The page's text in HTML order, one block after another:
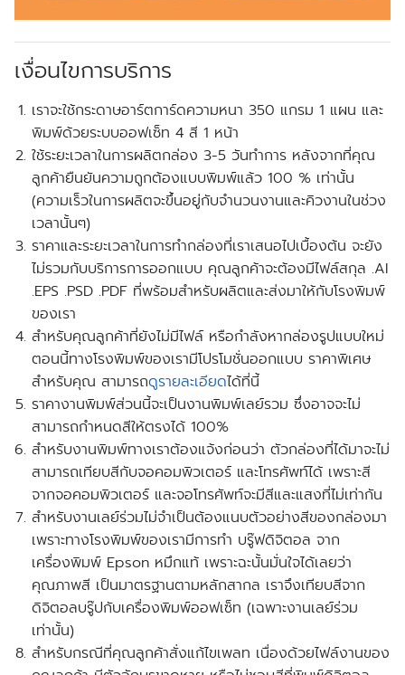
เงื่อนไขการบริการ
เราจะใช้กระดาษอาร์ตการ์ดความหนา 350 แกรม 1 แผน และ
พิมพ์ด้วยระบบออฟเซ็ท 4 สี 1 หน้า
ใช้ระยะเวลาในการผลิตกล่อง 3-5 วันทำการ หลังจากที่คุณ
ลูกค้ายืนยันความถูกต้องแบบพิมพ์แล้ว 100 % เท่านั้น
(ความเร็วในการผลิตจะขึ้นอยู่กับจำนวนงานและคิวงานในช่วง
เวลานั้นๆ)
ราคาและระยะเวลาในการทำกล่องที่เราเสนอไปเบื้องต้น จะยัง
ไม่รวมกับบริการการออกแบบ คุณลูกค้าจะต้องมีไฟล์สกุล .AI
.EPS .PSD .PDF ที่พร้อมสำหรับผลิตและส่งมาให้กับโรงพิมพ์
ของเรา
สำหรับคุณลูกค้าที่ยังไม่มีไฟล์ หรือกำลังหากล่องรูปแบบใหม่
ตอนนี้ทางโรงพิมพ์ของเรามีโปรโมชั่นออกแบบ ราคาพิเศษ
สำหรับคุณ สามารถดูรายละเอียดได้ที่นี้
ราคางานพิมพ์ส่วนนี้จะเป็นงานพิมพ์เลย์รวม ซึ่งอาจจะไม่
สามารถกำหนดสีให้ตรงได้ 100%
สำหรับงานพิมพ์ทางเราต้องแจ้งก่อนว่า ตัวกล่องที่ได้มาจะไม่
สามารถเทียบสีกับจอคอมพิวเตอร์ และโทรศัพท์ได้ เพราะสี
จากจอคอมพิวเตอร์ และจอโทรศัพท์จะมีสีและแสงที่ไม่เท่ากัน
สำหรับงานเลย์ร่วมไม่จำเป็นต้องแนบตัวอย่างสีของกล่องมา
เพราะทางโรงพิมพ์ของเรามีการทำ บรู๊ฟดิจิตอล จาก
เครื่องพิมพ์ Epson หมึกแท้ เพราะฉะนั้นมั่นใจได้เลยว่า
คุณภาพสี เป็นมาตรฐานตามหลักสากล เราจึงเทียบสีจาก
ดิจิตอลบรู๊ปกับเครื่องพิมพ์ออฟเซ็ท (เฉพาะงานเลย์ร่วม
เท่านั้น)
สำหรับกรณีที่คุณลูกค้าสั่งแก้ไขเพลท เนื่องด้วยไฟล์งานของ